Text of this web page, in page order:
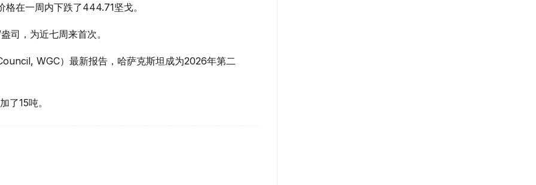
在一周内下跌了444.71坚戈。
司，为近七周来首次。
WGC）最新报告，哈萨克斯坦成为2026年第二
了15吨。